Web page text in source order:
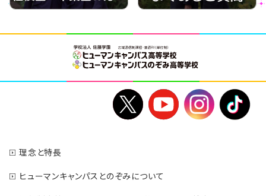
理念と特長
ヒューマンキャンパスとのぞみについて